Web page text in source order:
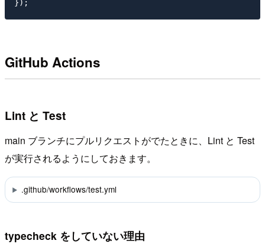
GitHub Actions
Lint と Test
main ブランチにプルリクエストがでたときに、Lint と Test
が実行されるようにしておきます。
.github/workflows/test.yml
typecheck をしていない理由